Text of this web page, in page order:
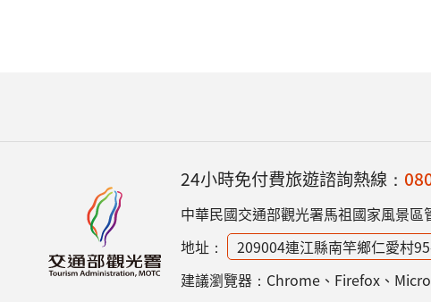
24小時免付費旅遊諮詢熱線：
中華民國交通部觀光署馬祖國家風景區
地址：
209004連江縣南竿鄉仁愛村
建議瀏覽器：Chrome、Firefox、